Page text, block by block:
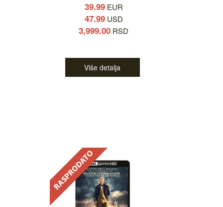
39.99EUR
47.99USD
3,999.00 RSD
Više detalja